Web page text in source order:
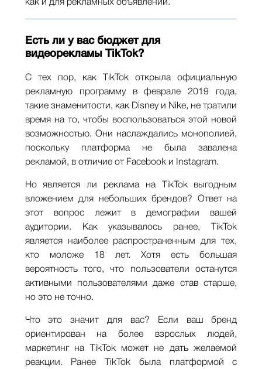
как и для рекламных объявлений.
Есть ли у вас бюджет для
видеорекламы TikTok?
С тех пор, как TikTok открыла официальную
рекламную программу в феврале 2019 года,
такие знаменитости, как Disney и Nike, не тратили
время на то, чтобы воспользоваться этой новой
возможностью. Они наслаждались монополией,
поскольку платформа не была завалена
рекламой, в отличие от Facebook и Instagram.
Но является ли реклама на TikTok выгодным
вложением для небольших брендов? Ответ на
этот вопрос лежит в демографии вашей
аудитории. Как указывалось ранее, TikTok
является наиболее распространенным для тех,
кто моложе 18 лет. Хотя есть большая
вероятность того, что пользователи останутся
активными пользователями даже став старше,
но это не точно.
Что это значит для вас? Если ваш бренд
ориентирован на более взрослых людей,
маркетинг на TikTok может не дать желаемой
реакции. Ранее TikTok была платформой с